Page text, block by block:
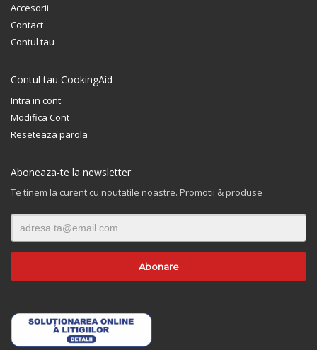
Accesorii
Contact
Contul tau
Contul tau CookingAid
Intra in cont
Modifica Cont
Reseteaza parola
Aboneaza-te la newsletter
Te tinem la curent cu noutatile noastre. Promotii & produse